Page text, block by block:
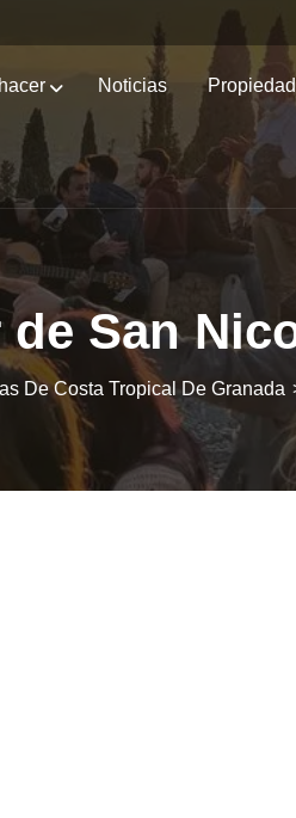
Noticias
San
De Costa Tropical De Granada